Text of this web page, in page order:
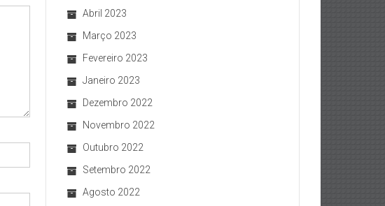
Abril 2023
Março 2023
Fevereiro 2023
Janeiro 2023
Dezembro 2022
Novembro 2022
Outubro 2022
Setembro 2022
Agosto 2022